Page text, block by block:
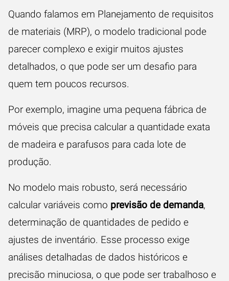
Quando falamos em Planejamento de requisitos
de materiais (MRP), o modelo tradicional pode
parecer complexo e exigir muitos ajustes
detalhados, o que pode ser um desafio para
quem tem poucos recursos.
Por exemplo, imagine uma pequena fábrica de
móveis que precisa calcular a quantidade exata
de madeira e parafusos para cada lote de
produção.
No modelo mais robusto, será necessário
calcular variáveis como previsão de demanda,
determinação de quantidades de pedido e
ajustes de inventário. Esse processo exige
análises detalhadas de dados históricos e
precisão minuciosa, o que pode ser trabalhoso e